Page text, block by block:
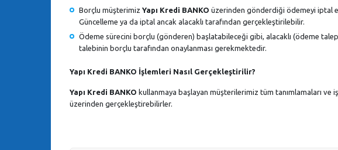
Borçlu müşterimiz Yapı Kredi BANKO üzerinden gönderdiği ödemeyi iptal
Güncelleme ya da iptal ancak alacaklı tarafından gerçekleştirilebilir.
Ödeme sürecini borçlu (gönderen) başlatabileceği gibi, alacaklı (ödeme
talebinin borçlu tarafından onaylanması gerekmektedir.
Yapı Kredi BANKO İşlemleri Nasıl Gerçekleştirilir?
Yapı Kredi BANKO kullanmaya başlayan müşterilerimiz tüm tanımlamaları ve
üzerinden gerçekleştirebilirler.